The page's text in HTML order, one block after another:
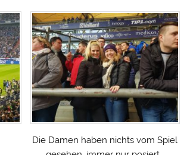
Die Damen haben nichts vom Spiel